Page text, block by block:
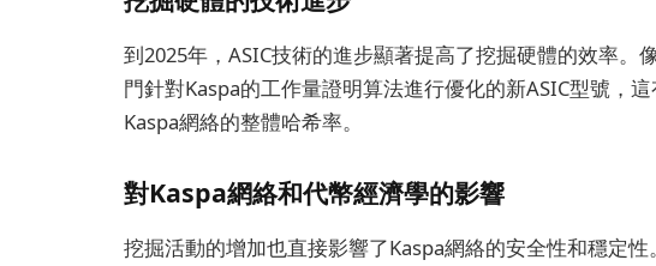
到2025年，ASIC技術的進步顯著提高了挖掘硬體的效率。
門針對Kaspa的工作量證明算法進行優化的新ASIC型號，
Kaspa網絡的整體哈希率。
對Kaspa網絡和代幣經濟學的影響
挖掘活動的增加也直接影響了Kaspa網絡的安全性和穩定